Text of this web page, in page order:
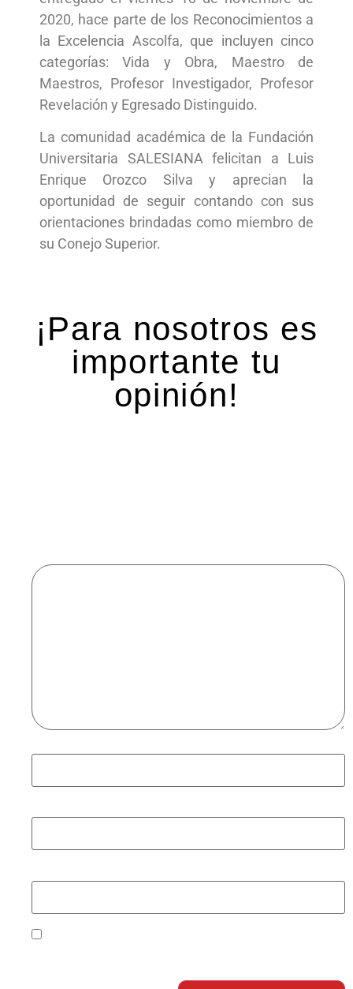
2020, hace parte de los Reconocimientos a
la Excelencia Ascolfa, que incluyen cinco
categorías: Vida y Obra, Maestro de
Maestros, Profesor Investigador, Profesor
Revelación y Egresado Distinguido.
La comunidad académica de la Fundación
Universitaria SALESIANA felicitan a Luis
Enrique Orozco Silva y aprecian la
oportunidad de seguir contando con sus
orientaciones brindadas como miembro de
su Conejo Superior.
¡Para nosotros es
importante tu
opinión!